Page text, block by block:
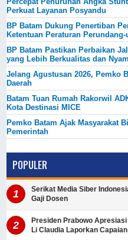
Perkuat Layanan Posyandu
BP Batam Dukung Penertiban
Ketentuan Peraturan
BP Batam Pastikan Perbaikan
yang Lebih Berkualitas dan
Jelang Agustusan 2026, Pemko
Daerah
Batam Tuan Rumah Rakorwil
Kota Destinasi MICE
Pemko Batam Ajak Masyarakat
Pemerintah
POPULER
Serikat Media Siber
Gaji Dosen
Presiden Prabowo
Li Claudia Laporkan